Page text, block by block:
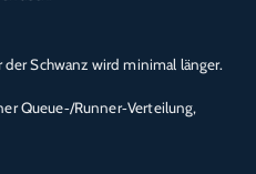
Schwanz wird minimal länger.
Queue‑/Runner‑Verteilung,